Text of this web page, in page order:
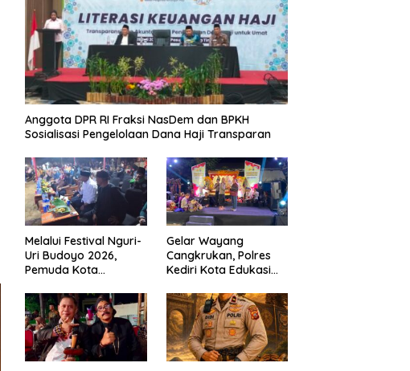
Anggota DPR RI Fraksi NasDem dan BPKH
Sosialisasi Pengelolaan Dana Haji Transparan
Melalui Festival Nguri-
Uri Budoyo 2026,
Pemuda Kota
Karakter Kebudayaan
dan Bebas Narkoba
Gelar Wayang
Cangkrukan, Polres
Kediri Kota Edukasi
Seni Budaya